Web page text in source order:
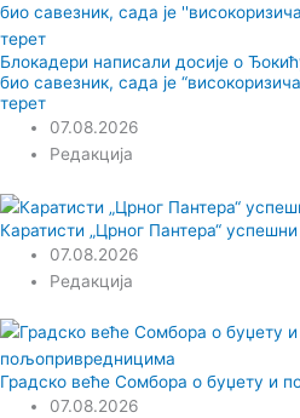
Блокадери написали досије о
био савезник, сада је
терет
07.08.2026
Редакција
Каратисти „Црног Пантера“
07.08.2026
Редакција
Градско веће Сомбора о буџету и
07.08.2026